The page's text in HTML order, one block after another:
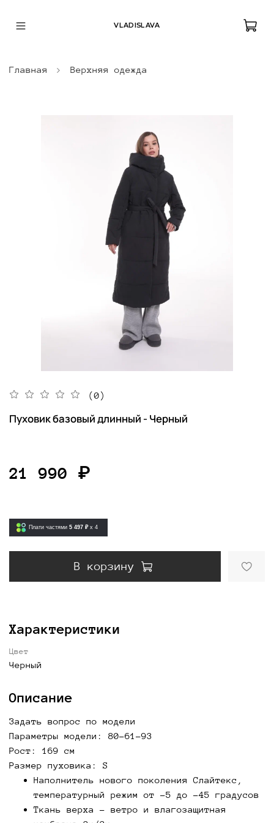
VLADISLAVA
Главная Верхняя одежда
(0)
Пуховик базовый длинный - Черный
21 990 ₽
Плати частями 5 497 ₽ x 4
В корзину
Характеристики
Цвет
Черный
Описание
Задать вопрос по модели
Параметры модели: 80-61-93
Рост: 169 см
Размер пуховика: S
Наполнитель нового поколения Слайтекс,
температурный режим от -5 до -45 градусов
Ткань верха - ветро и влагозащитная